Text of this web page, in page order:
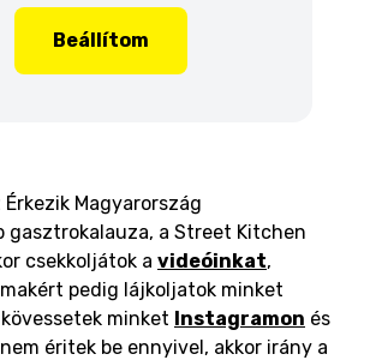
Beállítom
Magyarország
gasztrokalauza, a Street Kitchen
csekkoljátok a videóinkat,
pedig lájkoljatok minket
kövessetek minket Instagramon és
nem éritek be ennyivel, akkor irány a